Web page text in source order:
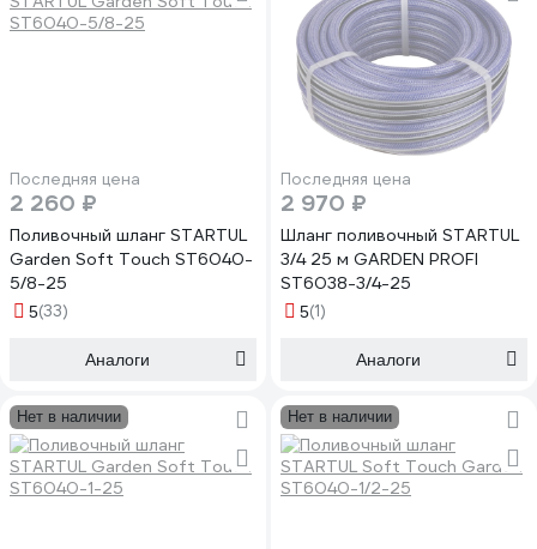
Последняя цена
2 260 ₽
Поливочный шланг STARTUL
Garden Soft Touch ST6040-
5/8-25
5(33)
Аналоги
Последняя цена
2 970 ₽
Шланг поливочный STARTUL
3/4 25 м GARDEN PROFI
ST6038-3/4-25
5(1)
Аналоги
Нет в наличии Нет в наличии